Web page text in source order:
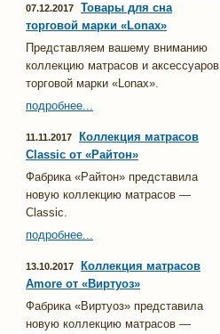
07.12.2017
Товары для сна
торговой марки «Lonax»
Представляем вашему вниманию
коллекцию матрасов и аксессуаров
торговой марки «Lonax».
подробнее...
11.11.2017
Коллекция матрасов
Classic от «Райтон»
Фабрика «Райтон» представила
новую коллекцию матрасов —
Classic.
подробнее...
13.10.2017
Коллекция матрасов
Amore от «Виртуоз»
Фабрика «Виртуоз» представила
новую коллекцию матрасов —